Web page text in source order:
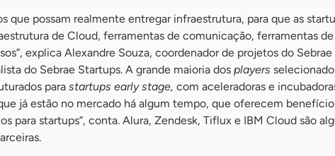
que possam realmente entregar infraestrutura, para que as
de Cloud, ferramentas de comunicação, ferramentas de
explica Alexandre Souza, coordenador de projetos do Sebrae
do Sebrae Startups. A grande maioria dos players
para startups early stage, com aceleradoras e
já estão no mercado há algum tempo, que oferecem
para startups”, conta. Alura, Zendesk, Tiflux e IBM Cloud são